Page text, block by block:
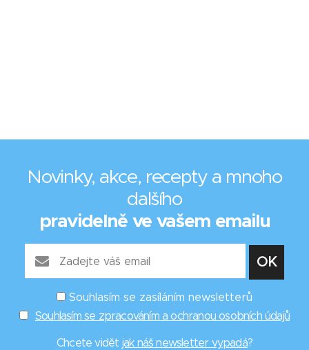
Novinky, akce, recepty a mnoho
dalšího
pravidelně ve vašem emailu
Souhlasím se zasíláním newsletterů
Souhlasím se zpracováním a ochranou osobních údajů
Chcete vidět jak náš newsletter vypadá?